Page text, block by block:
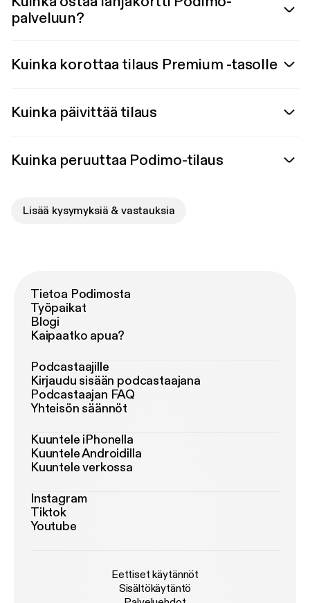
palveluun?
Kuinka korottaa tilaus Premium -tasolle
Kuinka päivittää tilaus
Kuinka peruuttaa Podimo-tilaus
Lisää kysymyksiä & vastauksia
Tietoa Podimosta
Työpaikat
Blogi
Kaipaatko apua?
Podcastaajille
Kirjaudu sisään podcastaajana
Podcastaajan FAQ
Yhteisön säännöt
Kuuntele iPhonella
Kuuntele Androidilla
Kuuntele verkossa
Instagram
Tiktok
Youtube
Eettiset käytännöt
Sisältökäytäntö